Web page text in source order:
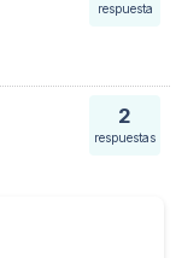
respuesta
2
respuestas